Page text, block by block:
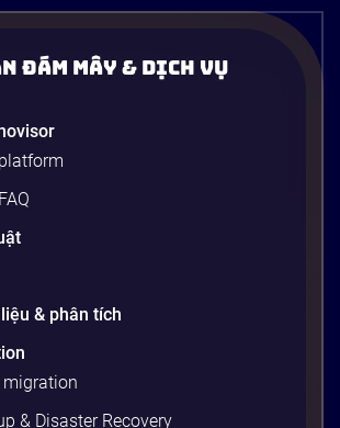
Đám Mây & Dịch Vụ
& phân tích
migration
& Disaster Recovery